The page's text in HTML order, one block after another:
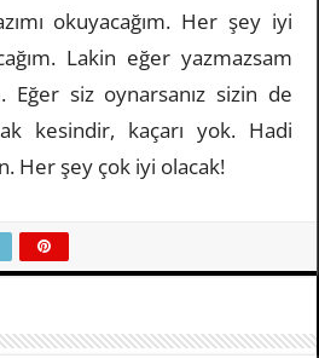
okuyacağım. Her şey iyi
Lakin eğer yazmazsam
siz oynarsanız sizin de
kesindir, kaçarı yok. Hadi
Her şey çok iyi olacak!